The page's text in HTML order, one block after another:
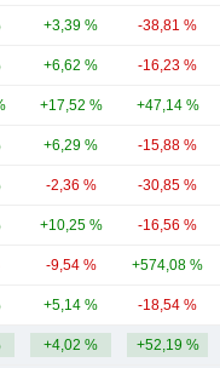
+3,39 % -38,81 %
+6,62 % -16,23 %
+17,52 % +47,14 %
+6,29 % -15,88 %
-2,36 % -30,85 %
+10,25 % -16,56 %
-9,54 % +574,08 %
+5,14 % -18,54 %
+4,02 % +52,19 %